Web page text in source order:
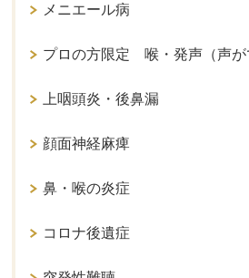
メニエール病
プロの方限定 喉・発声（声が
上咽頭炎・後鼻漏
顔面神経麻痺
鼻・喉の炎症
コロナ後遺症